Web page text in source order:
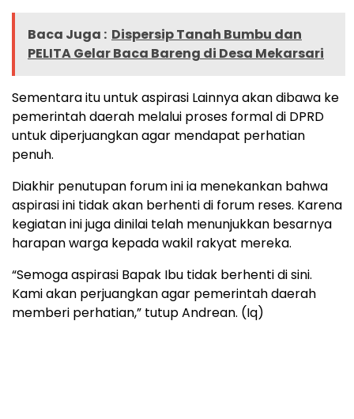
Baca Juga : Dispersip Tanah Bumbu dan
PELITA Gelar Baca Bareng di Desa Mekarsari
Sementara itu untuk aspirasi Lainnya akan dibawa ke
pemerintah daerah melalui proses formal di DPRD
untuk diperjuangkan agar mendapat perhatian
penuh.
Diakhir penutupan forum ini ia menekankan bahwa
aspirasi ini tidak akan berhenti di forum reses. Karena
kegiatan ini juga dinilai telah menunjukkan besarnya
harapan warga kepada wakil rakyat mereka.
“Semoga aspirasi Bapak Ibu tidak berhenti di sini.
Kami akan perjuangkan agar pemerintah daerah
memberi perhatian,” tutup Andrean. (Iq)